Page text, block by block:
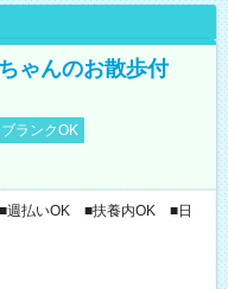
ゃんのお散歩付
ブランクOK
週払いOK ■扶養内OK ■日